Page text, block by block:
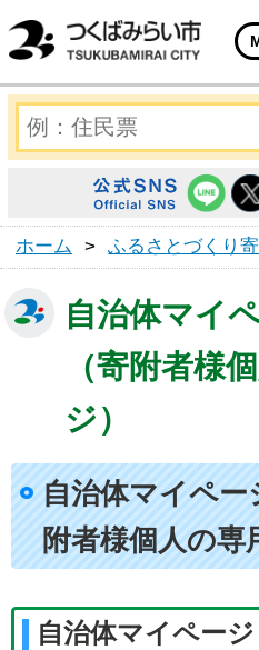
ホーム > ふるさとづくり
自治体マイ
（寄附者様
ジ）
自治体マイペ
附者様個人の専
自治体マイページ